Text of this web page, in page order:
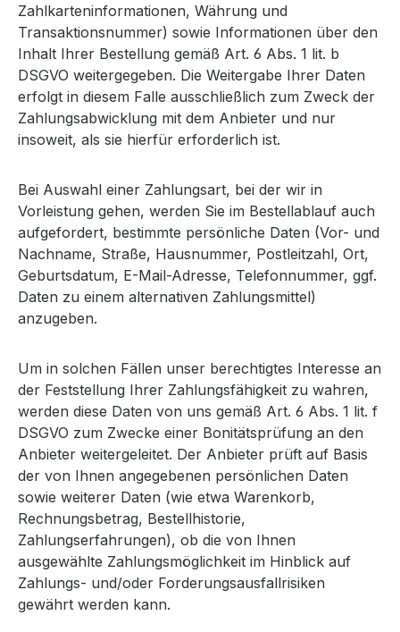
Zahlkarteninformationen, Währung und
Transaktionsnummer) sowie Informationen über den
Inhalt Ihrer Bestellung gemäß Art. 6 Abs. 1 lit. b
DSGVO weitergegeben. Die Weitergabe Ihrer Daten
erfolgt in diesem Falle ausschließlich zum Zweck der
Zahlungsabwicklung mit dem Anbieter und nur
insoweit, als sie hierfür erforderlich ist.
Bei Auswahl einer Zahlungsart, bei der wir in
Vorleistung gehen, werden Sie im Bestellablauf auch
aufgefordert, bestimmte persönliche Daten (Vor- und
Nachname, Straße, Hausnummer, Postleitzahl, Ort,
Geburtsdatum, E-Mail-Adresse, Telefonnummer, ggf.
Daten zu einem alternativen Zahlungsmittel)
anzugeben.
Um in solchen Fällen unser berechtigtes Interesse an
der Feststellung Ihrer Zahlungsfähigkeit zu wahren,
werden diese Daten von uns gemäß Art. 6 Abs. 1 lit. f
DSGVO zum Zwecke einer Bonitätsprüfung an den
Anbieter weitergeleitet. Der Anbieter prüft auf Basis
der von Ihnen angegebenen persönlichen Daten
sowie weiterer Daten (wie etwa Warenkorb,
Rechnungsbetrag, Bestellhistorie,
Zahlungserfahrungen), ob die von Ihnen
ausgewählte Zahlungsmöglichkeit im Hinblick auf
Zahlungs- und/oder Forderungsausfallrisiken
gewährt werden kann.